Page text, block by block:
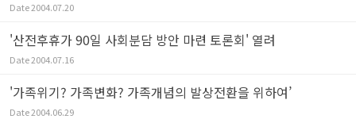
Date2004.07.20
'산전후휴가 90일 사회분담 방안 마련 토론회' 열려
Date2004.07.16
'가족위기? 가족변화? 가족개념의 발상전환을 위하여’
Date2004.06.29